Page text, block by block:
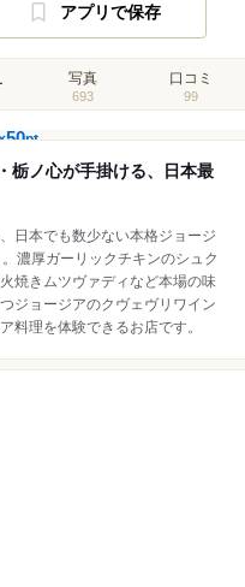
アプリで保存
写真
693
口コミ
99
50pt
栃ノ心が手掛ける、日本最
日本でも数少ない本格ジョージ
濃厚ガーリックチキンのシュク
焼きムツヴァディなど本場の味
ジョージアのクヴェヴリワイン
料理を体験できるお店です。